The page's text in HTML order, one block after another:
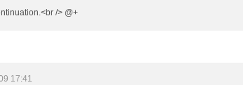
/> @+
17:41